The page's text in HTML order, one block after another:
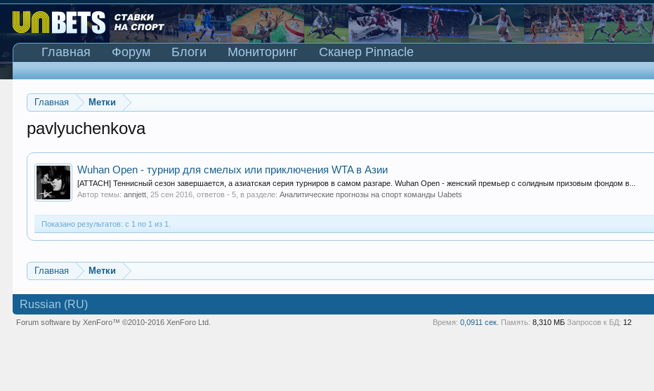
Главная Метки
pavlyuchenkova
Wuhan Open - турнир для смелых или приключения WTA в Азии
[ATTACH] Теннисный сезон завершается, а азиатская серия турниров в самом разгаре. Wuhan Open - женский премьер с солидным призовым фондом в...
Автор темы:annjett ,25 сен 2016 , ответов - 5, в разделе:Аналитические прогнозы на спорт команды Uabets
Показано результатов: с 1 по 1 из 1.
Главная Метки
Главная Форум Блоги Мониторинг Сканер Pinnacle
Russian (RU)
Forum software by XenForo™©2010-2016 XenForo Ltd. Время: 0,0911 сек. Память: 8,310 МБ Запросов к БД: 12